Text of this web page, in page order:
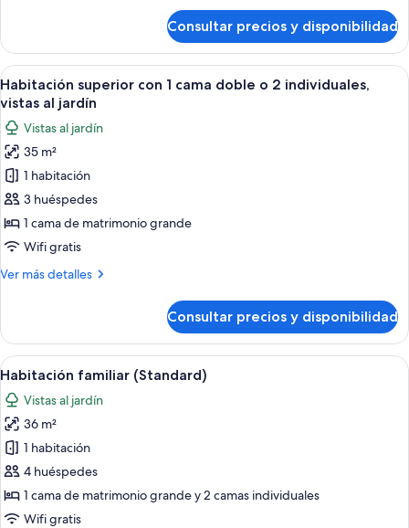
individuales,
vistas
al
jardín
estándar
con
1
cama
o
2
individuales,
vistas
al
Consultar precios y disponibilidad
Abrir
todas
las
fotos
de
Habitación
superior
con
1
doble
individuales,
vistas
al
jardín
Habitación de hotel con una cama
5
Habitación superior con 1 cama doble o 2 individuales,
vistas al jardín
Vistas al jardín
35 m²
1 habitación
3 huéspedes
1 cama de matrimonio grande
Wifi gratis
Ver más detalles
Más
superior
con
1
cama
doble
o
2
individuales,
vistas
al
jardín
Consultar precios y disponibilidad
Abrir
todas
las
fotos
de
Habitación
familiar
(Standard)
Minibar, caja fuerte, espacio para
6
Habitación familiar (Standard)
Vistas al jardín
36 m²
1 habitación
4 huéspedes
1 cama de matrimonio grande y 2 camas individuales
Wifi gratis